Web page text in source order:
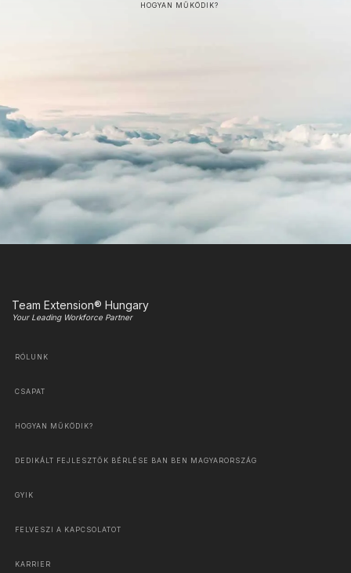
HOGYAN MŰKÖDIK?
Team Extension® Hungary
Your Leading Workforce Partner
RÓLUNK
CSAPAT
HOGYAN MŰKÖDIK?
DEDIKÁLT FEJLESZTŐK BÉRLÉSE BAN BEN MAGYARORSZÁG
GYIK
FELVESZI A KAPCSOLATOT
KARRIER